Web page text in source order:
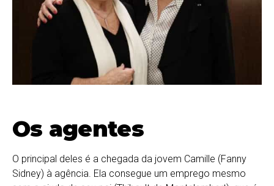
Os agentes
O principal deles é a chegada da jovem Camille (Fanny
Sidney) à agência. Ela consegue um emprego mesmo